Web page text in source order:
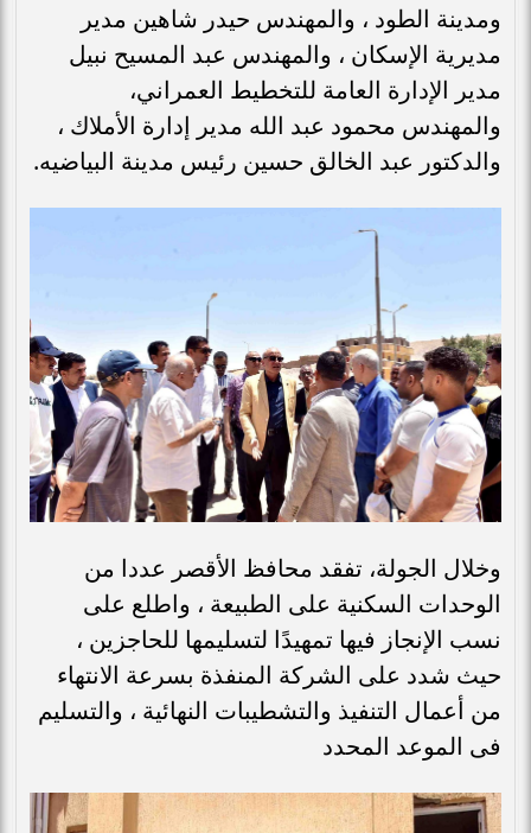
ومدينة الطود ، والمهندس حيدر شاهين مدير
مديرية الإسكان ، والمهندس عبد المسيح نبيل
مدير الإدارة العامة للتخطيط العمراني،
والمهندس محمود عبد الله مدير إدارة الأملاك ،
والدكتور عبد الخالق حسين رئيس مدينة البياضيه.
وخلال الجولة، تفقد محافظ الأقصر عددا من
الوحدات السكنية على الطبيعة ، واطلع على
نسب الإنجاز فيها تمهيدًا لتسليمها للحاجزين ،
حيث شدد على الشركة المنفذة بسرعة الانتهاء
من أعمال التنفيذ والتشطيبات النهائية ، والتسليم
فى الموعد المحدد